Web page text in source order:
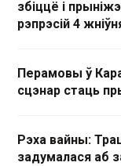
збіццё і
рэпрэсій 4
Перамовы ў
сцэнар стаць
Рэха вайны:
задумалася аб